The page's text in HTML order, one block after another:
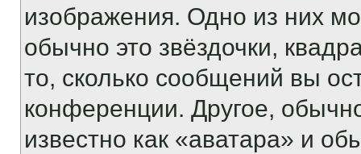
изображения. Одно из них
обычно это звёздочки,
то, сколько сообщений вы
конференции. Другое,
известно как «аватара» и